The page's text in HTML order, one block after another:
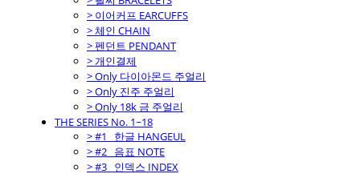
> 이어커프 EARCUFFS
> 체인 CHAIN
> 펜던트 PENDANT
> 개인결제
> Only 다이아몬드 주얼리
> Only 진주 주얼리
> Only 18k 금 주얼리
THE SERIES No. 1~18
> #1_ 한글 HANGEUL
> #2_ 음표 NOTE
> #3_ 인덱스 INDEX